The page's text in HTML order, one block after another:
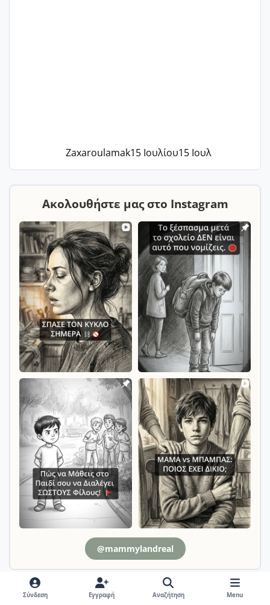
Zaxaroulamak15 Ιουλίου15 Ιουλ
Ακολουθήστε μας στο Instagram
@mammylandreal
Σύνδεση Εγγραφή Αναζήτηση Menu